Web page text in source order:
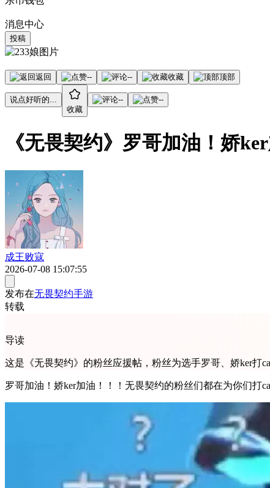
消息中心
投稿
返回 -- -- 收藏 顶部
说点好听的...
收藏
-- --
《无畏契约》罗哥加油！娇
成王败寇
2026-07-08 15:07:55
发布在无畏契约手游
转载
导读
这是《无畏契约》的粉丝应援帖，粉丝为选手罗哥、娇ker打
罗哥加油！娇ker加油！！！无畏契约的粉丝们都在为你们打